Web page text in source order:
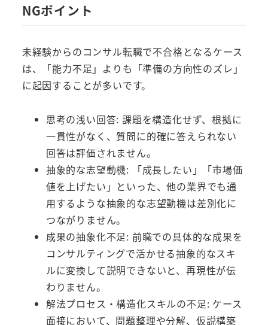
NGポイント
未経験からのコンサル転職で不合格となるケース
は、「能力不足」よりも「準備の方向性のズレ」
に起因することが多いです。
思考の浅い回答: 課題を構造化せず、根拠に
一貫性がなく、質問に的確に答えられない
回答は評価されません。
抽象的な志望動機: 「成長したい」「市場価
値を上げたい」といった、他の業界でも通
用するような抽象的な志望動機は差別化に
つながりません。
成果の抽象化不足: 前職での具体的な成果を
コンサルティングで活かせる抽象的なスキ
ルに変換して説明できないと、再現性が伝
わりません。
解法プロセス・構造化スキルの不足: ケース
面接において、問題整理や分解、仮説構築